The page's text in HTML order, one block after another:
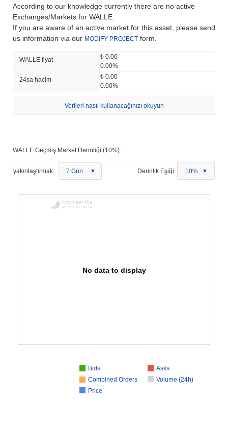
According to our knowledge currently there are no active
Exchanges/Markets for WALLE.
If you are aware of an active market for this asset, please send
us information via our MODIFY PROJECT form.
WALLE fiyat
₺ 0.00
0.00%
24sa hacim
₺ 0.00
0.00%
Verileri nasıl kullanacağınızı okuyun
WALLE Geçmiş Market Derinliği (10%):
yakınlaştırmak: 7 Gün Derinlik Eşiği: 10%
No data to display
Bids
Asks
Combined Orders
Volume (24h)
Price